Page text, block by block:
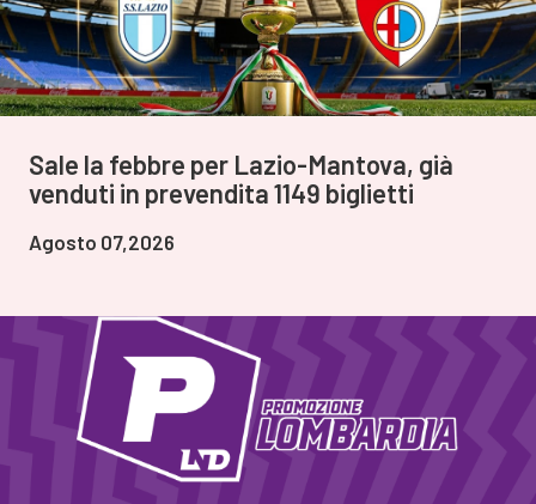
Sale la febbre per Lazio-Mantova, già
venduti in prevendita 1149 biglietti
Agosto 07,2026